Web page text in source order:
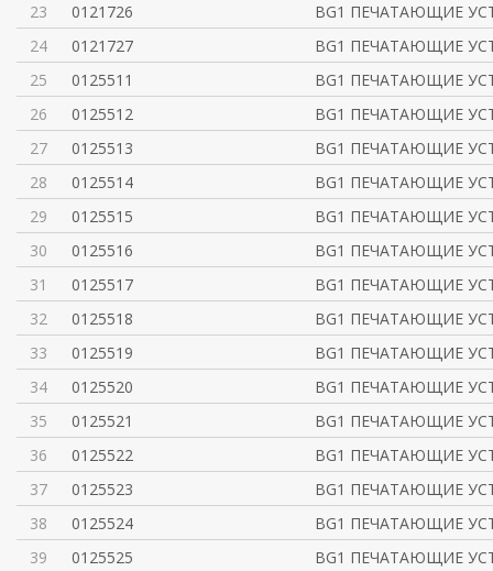
23
0121726
BG1 ПЕЧАТАЮЩИЕ
24
0121727
BG1 ПЕЧАТАЮЩИЕ
25
0125511
BG1 ПЕЧАТАЮЩИЕ
26
0125512
BG1 ПЕЧАТАЮЩИЕ
27
0125513
BG1 ПЕЧАТАЮЩИЕ
28
0125514
BG1 ПЕЧАТАЮЩИЕ
29
0125515
BG1 ПЕЧАТАЮЩИЕ
30
0125516
BG1 ПЕЧАТАЮЩИЕ
31
0125517
BG1 ПЕЧАТАЮЩИЕ
32
0125518
BG1 ПЕЧАТАЮЩИЕ
33
0125519
BG1 ПЕЧАТАЮЩИЕ
34
0125520
BG1 ПЕЧАТАЮЩИЕ
35
0125521
BG1 ПЕЧАТАЮЩИЕ
36
0125522
BG1 ПЕЧАТАЮЩИЕ
37
0125523
BG1 ПЕЧАТАЮЩИЕ
38
0125524
BG1 ПЕЧАТАЮЩИЕ
39
0125525
BG1 ПЕЧАТАЮЩИЕ